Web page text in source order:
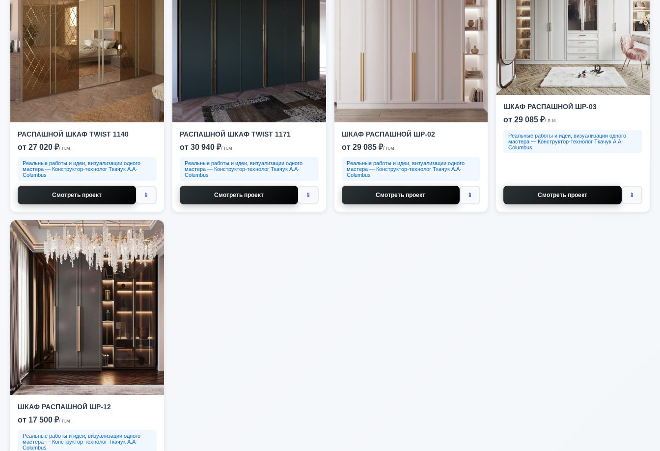
РАСПАШНОЙ ШКАФ TWIST 1140
от 27 020 ₽/ п.м.
Реальные работы и идеи, визуализации одного
мастера — Конструктор-технолог Ткачук А.А·
Columbus
Смотреть проект 📱
РАСПАШНОЙ ШКАФ TWIST 1171
от 30 940 ₽/ п.м.
Реальные работы и идеи, визуализации одного
мастера — Конструктор-технолог Ткачук А.А·
Columbus
Смотреть проект 📱
ШКАФ РАСПАШНОЙ ШР-02
от 29 085 ₽/ п.м.
Реальные работы и идеи, визуализации одного
мастера — Конструктор-технолог Ткачук А.А·
Columbus
Смотреть проект 📱
ШКАФ РАСПАШНОЙ ШР-03
от 29 085 ₽/ п.м.
Реальные работы и идеи, визуализации одного
мастера — Конструктор-технолог Ткачук А.А·
Columbus
Смотреть проект 📱
ШКАФ РАСПАШНОЙ ШР-12
от 17 500 ₽/ п.м.
Реальные работы и идеи, визуализации одного
мастера — Конструктор-технолог Ткачук А.А·
Columbus